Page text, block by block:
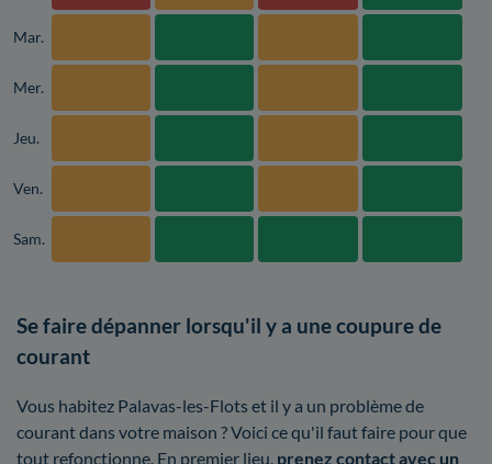
Mar.
Mer.
Jeu.
Ven.
Sam.
Se faire dépanner lorsqu'il y a une coupure de
courant
Vous habitez Palavas-les-Flots et il y a un problème de
courant dans votre maison ? Voici ce qu'il faut faire pour que
tout refonctionne. En premier lieu, prenez contact avec un